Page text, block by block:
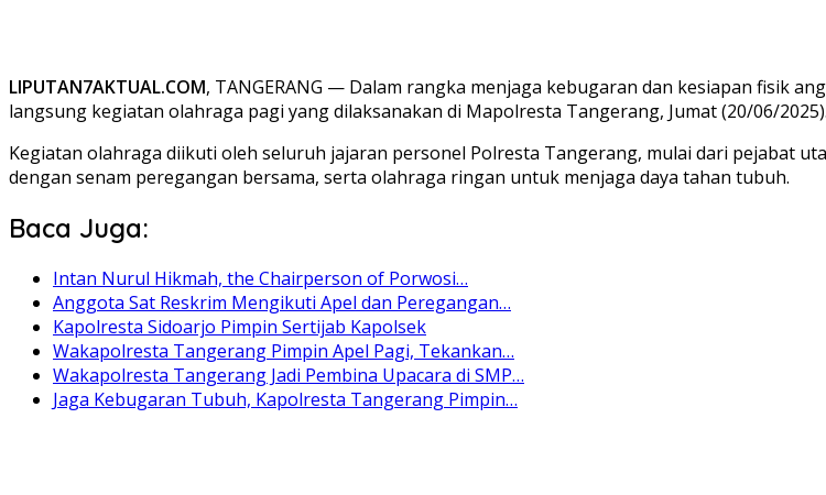
LIPUTAN7AKTUAL.COM, TANGERANG — Dalam rangka menjaga kebugaran dan kesiapan fisik
langsung kegiatan olahraga pagi yang dilaksanakan di Mapolresta Tangerang, Jumat (20/06/2025).
Kegiatan olahraga diikuti oleh seluruh jajaran personel Polresta Tangerang, mulai dari pejabat
dengan senam peregangan bersama, serta olahraga ringan untuk menjaga daya tahan tubuh.
Baca Juga:
Intan Nurul Hikmah, the Chairperson of Porwosi…
Anggota Sat Reskrim Mengikuti Apel dan Peregangan…
Kapolresta Sidoarjo Pimpin Sertijab Kapolsek
Wakapolresta Tangerang Pimpin Apel Pagi, Tekankan…
Wakapolresta Tangerang Jadi Pembina Upacara di SMP…
Jaga Kebugaran Tubuh, Kapolresta Tangerang Pimpin…